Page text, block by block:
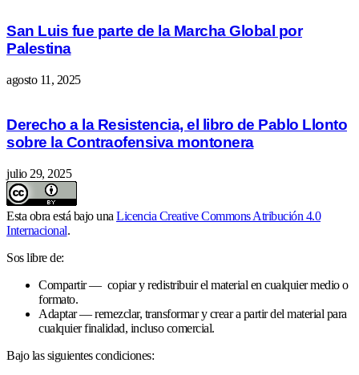
San Luis fue parte de la Marcha Global por
Palestina
agosto 11, 2025
Derecho a la Resistencia, el libro de Pablo Llonto
sobre la Contraofensiva montonera
julio 29, 2025
Esta obra está bajo una Licencia Creative Commons Atribución 4.0
Internacional.
Sos libre de:
Compartir — copiar y redistribuir el material en cualquier medio o
formato.
Adaptar — remezclar, transformar y crear a partir del material para
cualquier finalidad, incluso comercial.
Bajo las siguientes condiciones: